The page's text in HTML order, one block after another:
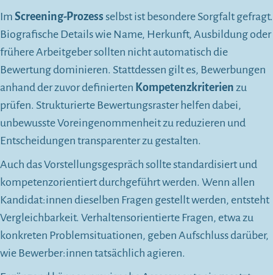
Im Screening-Prozess selbst ist besondere Sorgfalt gefragt.
Biografische Details wie Name, Herkunft, Ausbildung oder
frühere Arbeitgeber sollten nicht automatisch die
Bewertung dominieren. Stattdessen gilt es, Bewerbungen
anhand der zuvor definierten Kompetenzkriterien zu
prüfen. Strukturierte Bewertungsraster helfen dabei,
unbewusste Voreingenommenheit zu reduzieren und
Entscheidungen transparenter zu gestalten.
Auch das Vorstellungsgespräch sollte standardisiert und
kompetenzorientiert durchgeführt werden. Wenn allen
Kandidat:innen dieselben Fragen gestellt werden, entsteht
Vergleichbarkeit. Verhaltensorientierte Fragen, etwa zu
konkreten Problemsituationen, geben Aufschluss darüber,
wie Bewerber:innen tatsächlich agieren.